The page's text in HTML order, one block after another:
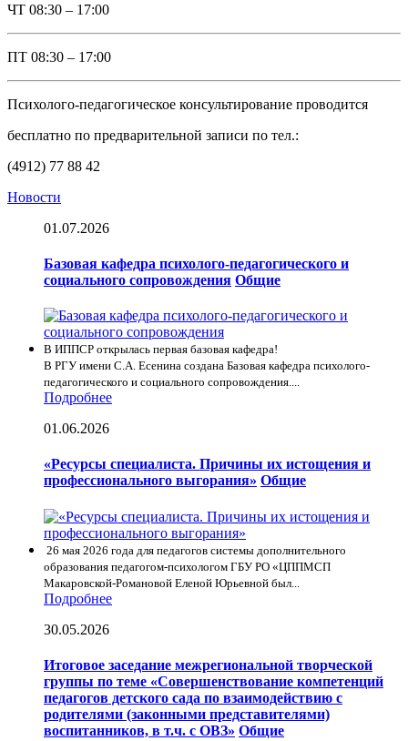
ЧТ 08:30 – 17:00
ПТ 08:30 – 17:00
Психолого-педагогическое консультирование проводится
бесплатно по предварительной записи по тел.:
(4912) 77 88 42
Новости
01.07.2026
Базовая кафедра психолого-педагогического и
социального сопровождения Общие
В ИППСР открылась первая базовая кафедра!
В РГУ имени С.А. Есенина создана Базовая кафедра психолого-
педагогического и социального сопровождения....
Подробнее
01.06.2026
«Ресурсы специалиста. Причины их истощения и
профессионального выгорания» Общие
26 мая 2026 года для педагогов системы дополнительного
образования педагогом-психологом ГБУ РО «ЦППМСП
Макаровской-Романовой Еленой Юрьевной был...
Подробнее
30.05.2026
Итоговое заседание межрегиональной творческой
группы по теме «Совершенствование компетенций
педагогов детского сада по взаимодействию с
родителями (законными представителями)
воспитанников, в т.ч. с ОВЗ» Общие